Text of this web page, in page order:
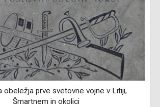
obeležja prve svetovne vojne v Litiji,
Šmartnem in okolici